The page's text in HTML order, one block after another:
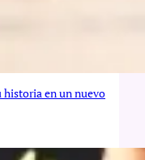
historia en un nuevo